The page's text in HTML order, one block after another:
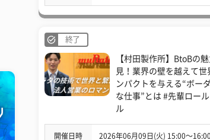
終了
【村田製作所】BtoBの
見！業界の壁を越えて世
ンパクトを与える“ボー
な仕事”とは #先輩ロー
ル
開催日時 2026年06月09日(火) 15:00〜16:00